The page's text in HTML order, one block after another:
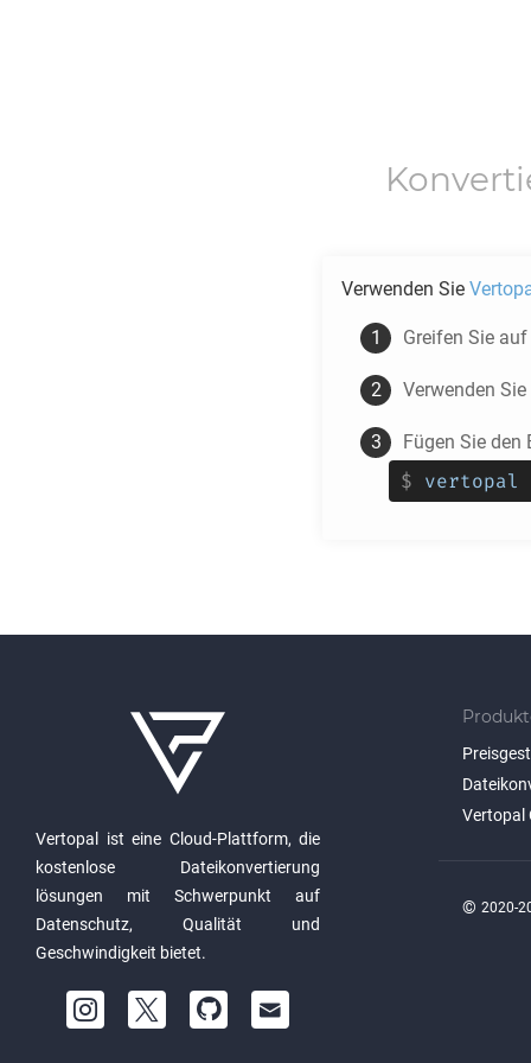
Verwenden Sie
Greifen Sie
Verwenden Sie
Fügen Sie den
$ vertopal
Vertopal ist eine Cloud-Plattform, die
kostenlose Dateikonvertierung
lösungen mit Schwerpunkt auf
Datenschutz, Qualität und
Geschwindigkeit bietet.
Vertopal
© 2020-